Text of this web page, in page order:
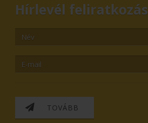
Hírlevél feliratkozás
TOVÁBB